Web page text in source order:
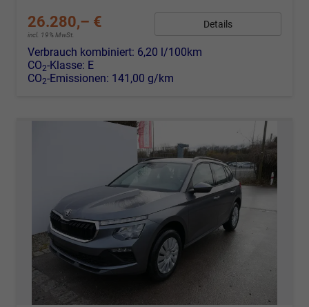
26.280,– €
incl. 19% MwSt.
Details
Verbrauch kombiniert: 6,20 l/100km
CO2-Klasse: E
CO2-Emissionen: 141,00 g/km